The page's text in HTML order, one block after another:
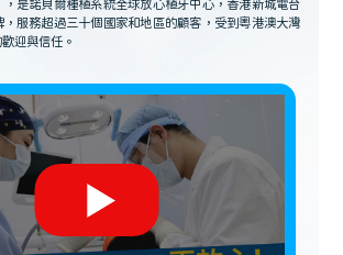
，是諾貝爾種植系統全球放心植牙中心，香港新城電台
服務超過三十個國家和地區的顧客，受到粵港澳大灣
迎與信任。